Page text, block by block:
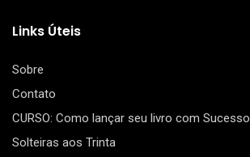
Links Úteis
Sobre
Contato
CURSO: Como lançar seu livro com Sucesso
Solteiras aos Trinta